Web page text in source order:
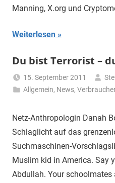
Manning, X.org und
Weiterlesen
Du bist Terrorist –
15. September 2011
Allgemein, News,
Netz-Anthropologin Danah
Schlaglicht auf das
Suchmaschinen-
Muslim kid in America. Say
Abdullah. Your schoolmates